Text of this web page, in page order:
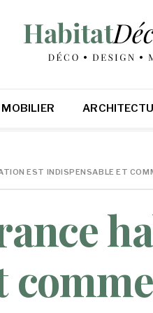
MOBILIER
EST INDISPENSABLE ET